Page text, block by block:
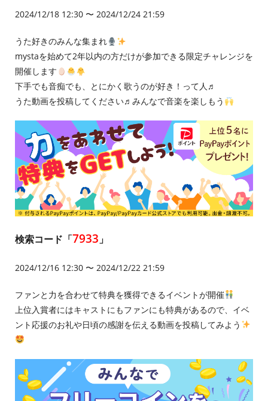
2024/12/18 12:30 〜 2024/12/24 21:59
うた好きのみんな集まれ
mystaを始めて2年以内の方だけが参加できる限定チャレンジを
開催します
下手でも音痴でも、とにかく歌うのが好き！って人♬
うた動画を投稿してください♬みんなで音楽を楽しもう
検索コード「7933 」
2024/12/16 12:30 〜 2024/12/22 21:59
ファンと力を合わせて特典を獲得できるイベントが開催
上位入賞者にはキャストにもファンにも特典があるので、イベ
ント応援のお礼や日頃の感謝を伝える動画を投稿してみよう